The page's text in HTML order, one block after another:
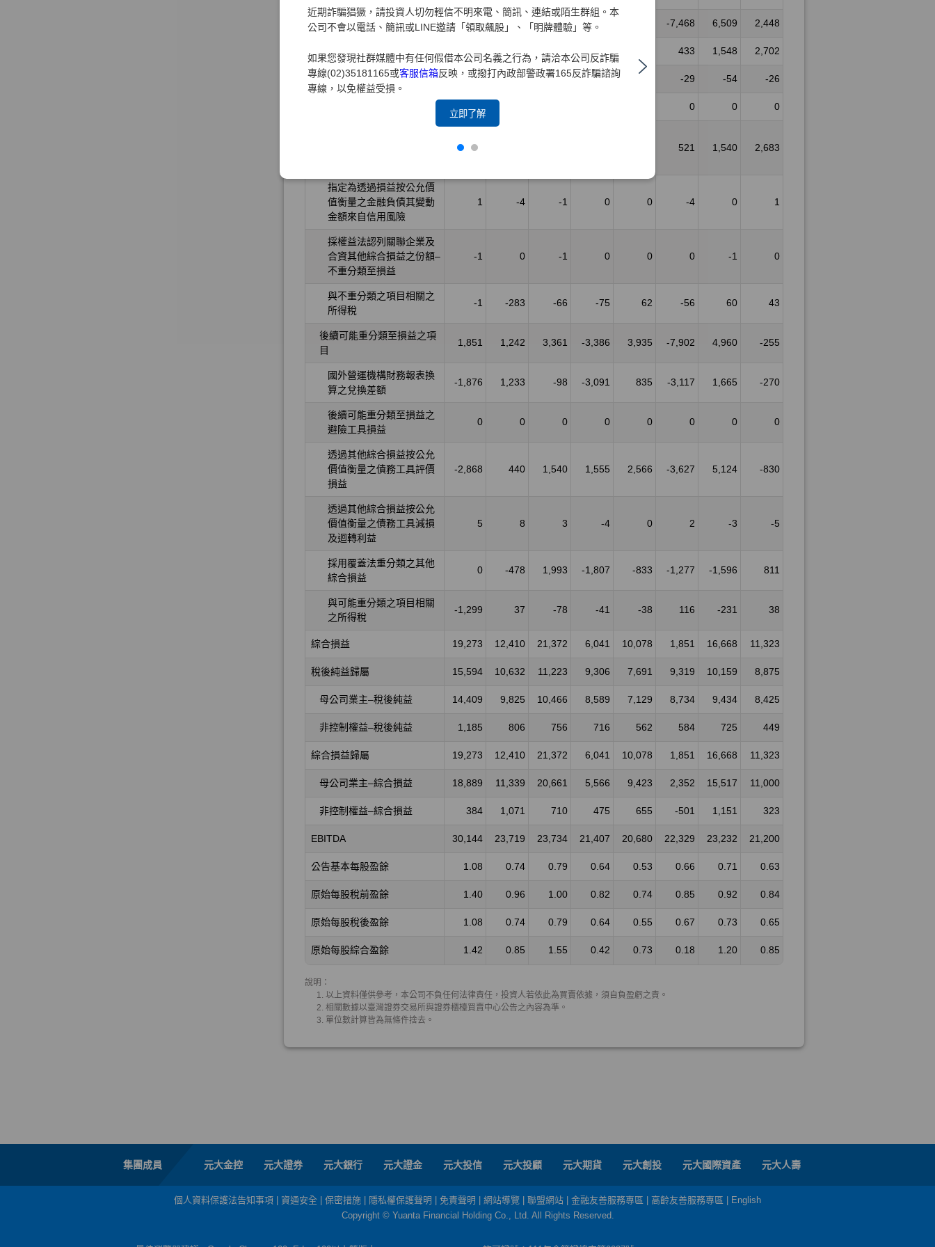
近期詐騙猖獗，請投資人切勿輕信不明來電、簡訊、連結或陌生群組。本
公司不會以電話、簡訊或LINE邀請「領取飆股」、「明牌體驗」等。
如果您發現社群媒體中有任何假借本公司名義之行為，請洽本公司反詐騙
專線(02)35181165或客服信箱反映，或撥打內政部警政署165反詐騙諮詢
專線，以免權益受損。
立即了解
集團成員 元大金控 元大證券 元大銀行 元大證金 元大投信 元大投顧 元大期貨 元大創投 元大國際資產 元大人壽
個人資料保護法告知事項 資通安全 保密措施 隱私權保護聲明 免責聲明 網站導覽 聯盟網站 金融友善服務專區 高齡友善服務專區
English
Copyright © Yuanta Financial Holding Co., Ltd. All Rights Reserved.